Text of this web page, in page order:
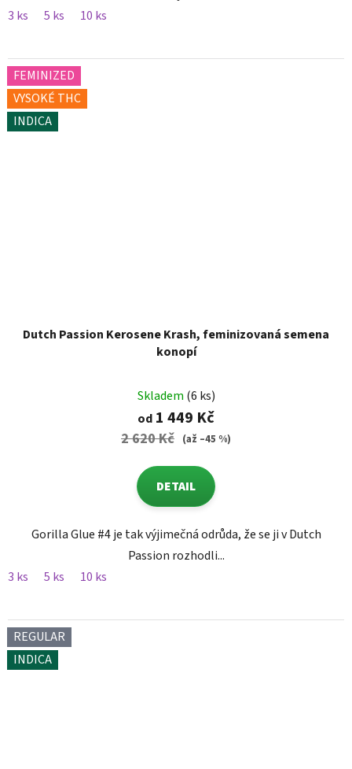
3 ks
5 ks 10 ks
FEMINIZED
VYSOKÉ THC
INDICA
Dutch Passion Kerosene Krash, feminizovaná semena
konopí
Skladem (6 ks)
od 1 449 Kč
2 620 Kč (až –45 %)
DETAIL
Gorilla Glue #4 je tak výjimečná odrůda, že se ji v Dutch
Passion rozhodli...
3 ks
5 ks 10 ks
REGULAR
INDICA